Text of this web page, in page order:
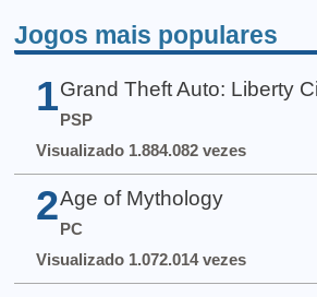
Jogos mais populares
1 Grand Theft Auto: Liberty
PSP
Visualizado 1.884.082 vezes
2 Age of Mythology
PC
Visualizado 1.072.014 vezes